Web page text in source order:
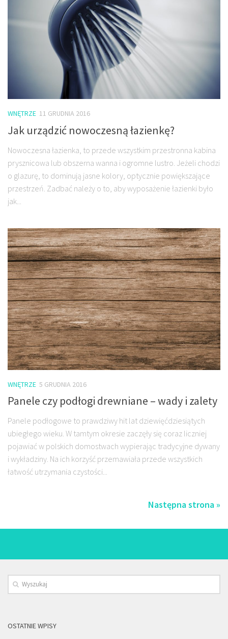
WNĘTRZE 11 GRUDNIA 2016
Jak urządzić nowoczesną łazienkę?
Nowoczesna łazienka, to przede wszystkim przestronna kabina
prysznicowa lub obszerna wanna i ogromne lustro. Jeżeli chodzi
o glazurę, to dominują jasne kolory, optycznie powiększające
przestrzeń. Zadbać należy o to, aby wyposażenie łazienki było
jak...
WNĘTRZE 5 GRUDNIA 2016
Panele czy podłogi drewniane – wady i zalety
Panele podłogowe to prawdziwy hit lat dziewięćdziesiątych
ubiegłego wieku. W tamtym okresie zaczęły się coraz liczniej
pojawiać w polskich domostwach wypierając tradycyjne dywany
i wykładziny. Na ich korzyść przemawiała przede wszystkich
łatwość utrzymania czystości...
Następna strona »
OSTATNIE WPISY